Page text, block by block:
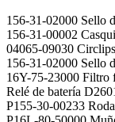
156-31-02000 Sello
156-31-00002
04065-09030
156-31-02000 Sello
16Y-75-23000 Filtro
Relé de batería
P155-30-00233